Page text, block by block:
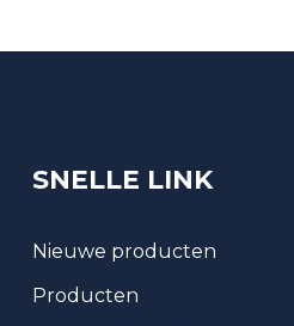
Buistype colloïdaal
SNELLE LINK
Nieuwe producten
Producten